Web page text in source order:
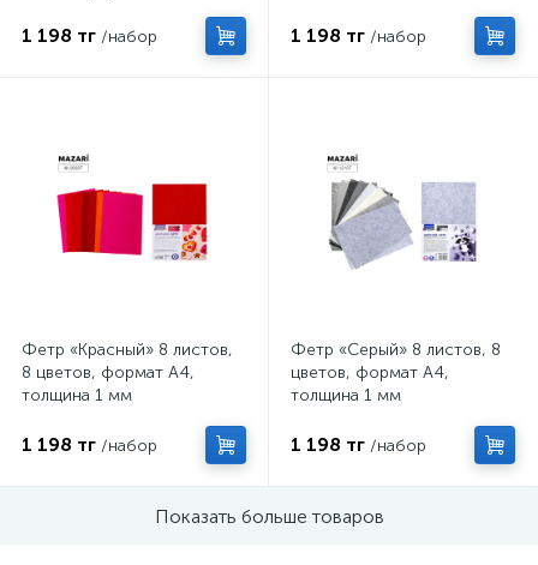
1 198 тг /набор 1 198 тг /набор
Фетр «Красный» 8 листов,
8 цветов, формат А4,
толщина 1 мм
1 198 тг /набор
Фетр «Серый» 8 листов, 8
цветов, формат А4,
толщина 1 мм
1 198 тг /набор
Показать больше товаров